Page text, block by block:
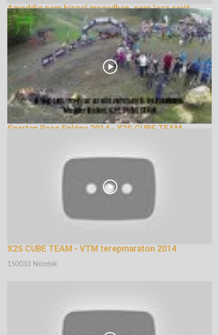
Ameddig nem hiszel magadban, nem lesz saját
életed
159308 Nézetek
Spartan Race Eplény 2014 - X2S CUBE TEAM
X2S CUBE TEAM - VTM terepmaraton 2014
150033 Nézetek